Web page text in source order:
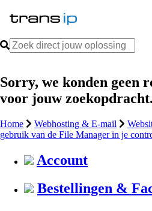
Sorry, we konden geen
voor jouw zoekopdracht.
Home Webhosting & E-mail
gebruik van de File Manager in je
Account
Bestellingen &